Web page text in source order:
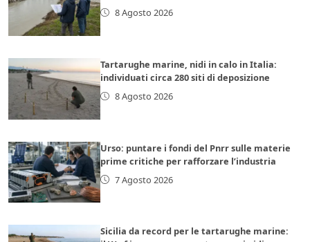
8 Agosto 2026
Tartarughe marine, nidi in calo in Italia:
individuati circa 280 siti di deposizione
8 Agosto 2026
Urso: puntare i fondi del Pnrr sulle materie
prime critiche per rafforzare l’industria
7 Agosto 2026
Sicilia da record per le tartarughe marine: